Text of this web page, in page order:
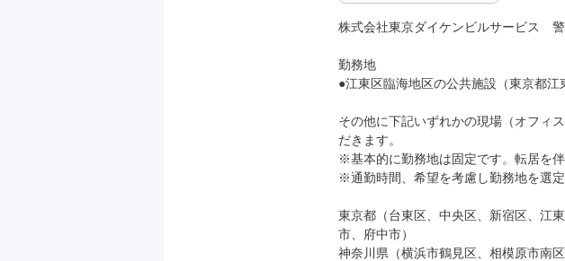
株式会社東京ダイケンビルサービス　
勤務地
●江東区臨海地区の公共施設（東京都江
その他に下記いずれかの現場（オフィ
だきます。
※基本的に勤務地は固定です。転居を伴
※通勤時間、希望を考慮し勤務地を選定
東京都（台東区、中央区、新宿区、江
市、府中市）
神奈川県（横浜市鶴見区、相模原市南区